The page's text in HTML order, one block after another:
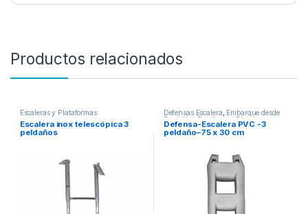
Productos relacionados
Escaleras y Plataformas
Escalera inox telescópica 3
peldaños
Defensas Escalera
Embarque desde
Pantalán
Escaleras y Plataformas
Defensa-Escalera PVC -3
peldaño–75 x 30 cm